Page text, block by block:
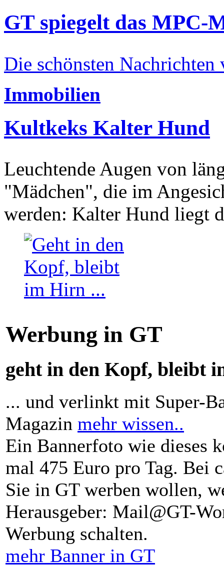
GT spiegelt das MPC-
Die schönsten Nachrichten
Immobilien
Kultkeks Kalter Hund
Leuchtende Augen von
"Mädchen", die im
werden: Kalter Hund liegt
Werbung in GT
geht in den Kopf, bleibt
... und verlinkt mit Super-
Magazin mehr wissen..
Ein Bannerfoto wie dieses
mal 475 Euro pro Tag. Bei
Sie in GT werben wollen,
Herausgeber: Mail@GT-
Werbung schalten.
mehr Banner in GT